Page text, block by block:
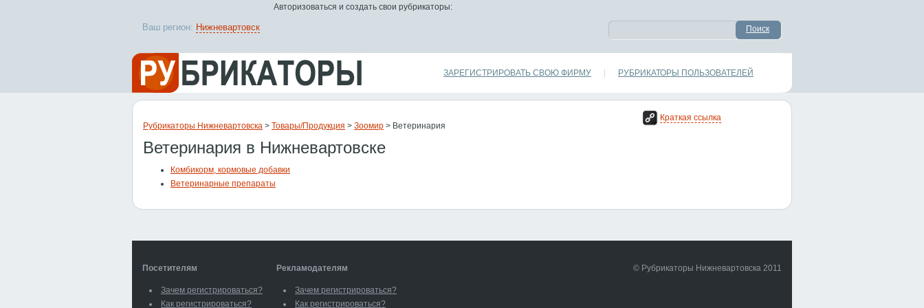
Рубрикаторы Нижневартовска > Товары/Продукция > Зоомир > Ветеринария
Ветеринария в Нижневартовске
Комбикорм, кормовые добавки
Ветеринарные препараты
Краткая ссылка
© Рубрикаторы Нижневартовска 2011
Посетителям
Зачем регистрироваться?
Как регистрироваться?
Рекламодателям
Зачем регистрироваться?
Как регистрироваться?
Ваш регион: Нижневартовск Поиск
Авторизоваться и создать свои рубрикаторы:
ЗАРЕГИСТРИРОВАТЬ СВОЮ ФИРМУ РУБРИКАТОРЫ ПОЛЬЗОВАТЕЛЕЙ